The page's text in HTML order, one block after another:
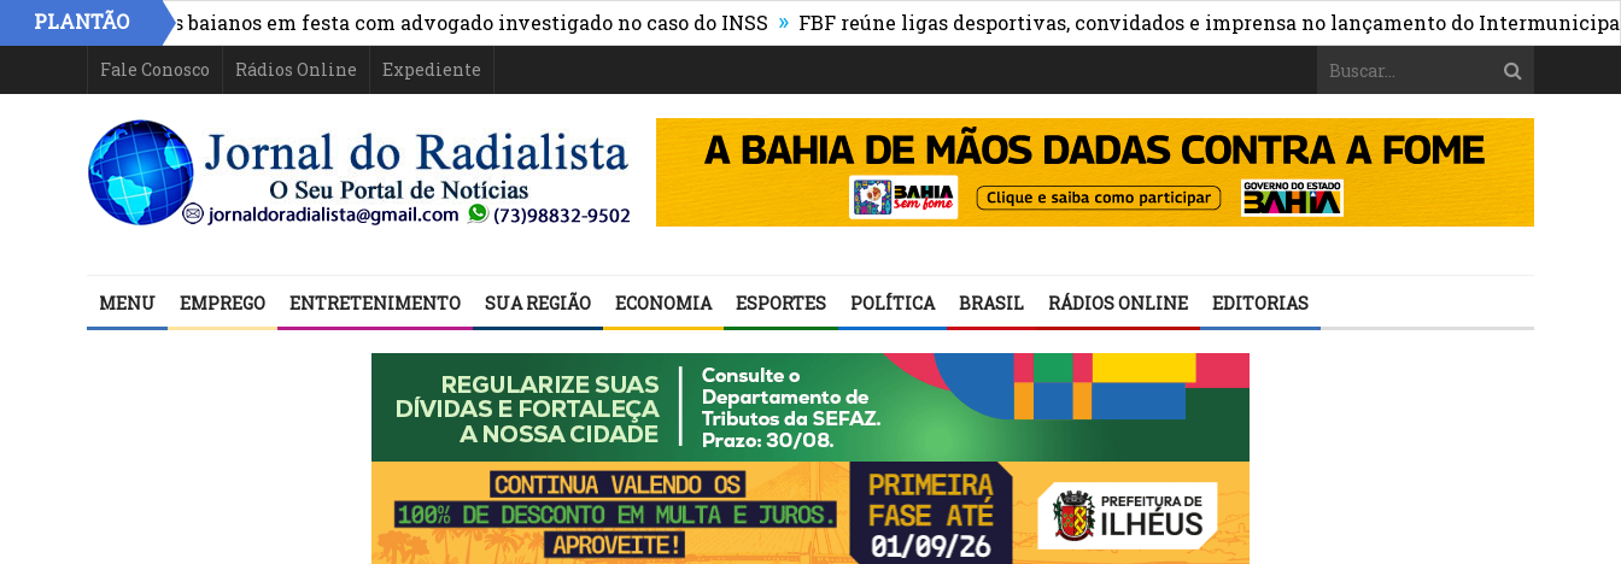
PLANTÃO
políticos baianos em festa com advogado investigado no caso do INSS » FBF reúne ligas desportivas, convidados e imprensa no lançamento do Intermunicipal 2026
Fale Conosco Rádios Online Expediente
MENU EMPREGO ENTRETENIMENTO SUA REGIÃO ECONOMIA ESPORTES POLÍTICA BRASIL RÁDIOS ONLINE EDITORIAS